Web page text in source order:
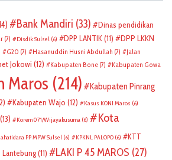
Bank Mandiri (33)
Dinas pendidikan
(7) Disdik Sulsel (6) DPP LANTIK(11)
DPP LKKN
G20 (7) Hasanuddin Husni Abdullah (7)
Jalan
Jokowi (12) Kabupaten Bone (7) Kabupaten Gowa
Maros (214)
Kabupaten Pinrang
Kabupaten Wajo (12) Kasus KONI Maros (6)
(13) Korem 071/Wijayakusuma (6)
Kota
PP MPW Sulsel (6) KPKNL PALOPO (6)
KTT
Lantebung(11) LAKI P 45 MAROS (27)